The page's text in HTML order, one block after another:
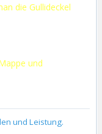
die Gullideckel
und
und Leistung.